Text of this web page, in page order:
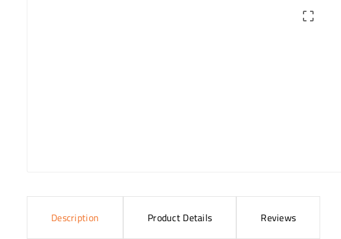

Description Product Details Reviews